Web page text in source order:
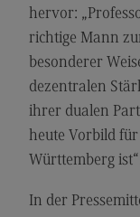
Modulangebot
Kontakt
hervor:
richtige Mann
besonderer
dezentralen
ihrer dualen
heute Vorbild
Württemberg
In der